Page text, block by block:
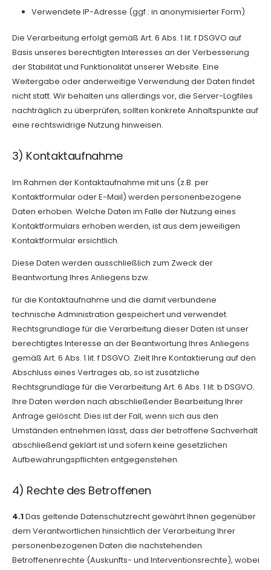
Verwendete IP-Adresse (ggf.: in anonymisierter Form)
Die Verarbeitung erfolgt gemäß Art. 6 Abs. 1 lit. f DSGVO auf
Basis unseres berechtigten Interesses an der Verbesserung
der Stabilität und Funktionalität unserer Website. Eine
Weitergabe oder anderweitige Verwendung der Daten findet
nicht statt. Wir behalten uns allerdings vor, die Server-Logfiles
nachträglich zu überprüfen, sollten konkrete Anhaltspunkte auf
eine rechtswidrige Nutzung hinweisen.
3) Kontaktaufnahme
Im Rahmen der Kontaktaufnahme mit uns (z.B. per
Kontaktformular oder E-Mail) werden personenbezogene
Daten erhoben. Welche Daten im Falle der Nutzung eines
Kontaktformulars erhoben werden, ist aus dem jeweiligen
Kontaktformular ersichtlich.
Diese Daten werden ausschließlich zum Zweck der
Beantwortung Ihres Anliegens bzw.
für die Kontaktaufnahme und die damit verbundene
technische Administration gespeichert und verwendet.
Rechtsgrundlage für die Verarbeitung dieser Daten ist unser
berechtigtes Interesse an der Beantwortung Ihres Anliegens
gemäß Art. 6 Abs. 1 lit. f DSGVO. Zielt Ihre Kontaktierung auf den
Abschluss eines Vertrages ab, so ist zusätzliche
Rechtsgrundlage für die Verarbeitung Art. 6 Abs. 1 lit. b DSGVO.
Ihre Daten werden nach abschließender Bearbeitung Ihrer
Anfrage gelöscht. Dies ist der Fall, wenn sich aus den
Umständen entnehmen lässt, dass der betroffene Sachverhalt
abschließend geklärt ist und sofern keine gesetzlichen
Aufbewahrungspflichten entgegenstehen.
4) Rechte des Betroffenen
4.1Das geltende Datenschutzrecht gewährt Ihnen gegenüber
dem Verantwortlichen hinsichtlich der Verarbeitung Ihrer
personenbezogenen Daten die nachstehenden
Betroffenenrechte (Auskunfts- und Interventionsrechte), wobei